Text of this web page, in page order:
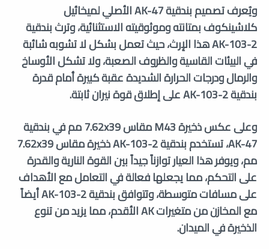
ويُعرف تصميم بندقية AK-47 الأصلي لميخائيل
كلاشينكوف بمتانته وموثوقيته الاستثنائية، وترث بندقية
AK-103-2 هذا الإرث، حيث تعمل بشكل لا تشوبه شائبة
في البيئات القاسية والظروف الصعبة، ولا تشكل الأوساخ
والرمال ودرجات الحرارة الشديدة عقبة كبيرة أمام قدرة
بندقية AK-103-2 على إطلاق قوة نيران ثابتة.
وعلى عكس ذخيرة M43 مقاس 7.62x39 مم في بندقية
AK-47، تستخدم بندقية AK-103-2 ذخيرة مقاس 7.62x39
مم، ويوفر هذا العيار توازناً جيداً بين القوة النارية والقدرة
على التحكم، مما يجعلها فعالة في التعامل مع الأهداف
على مسافات متوسطة، وتتوافق بندقية AK-103-2 أيضاً
مع المخازن من متغيرات AK الأقدم، مما يزيد من تنوع
الذخيرة في الميدان.